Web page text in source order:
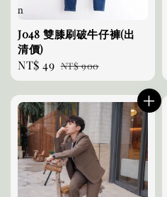
J048 雙膝刷破牛仔褲(出
清價)
Sale
price
NT$ 49 Regular
price
NT$ 900